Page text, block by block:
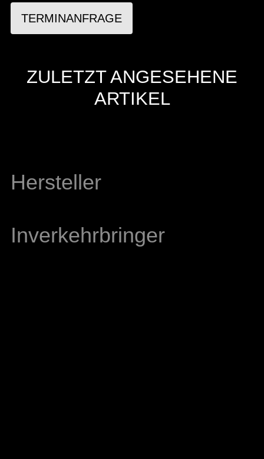
TERMINANFRAGE
ZULETZT ANGESEHENE
ARTIKEL
Hersteller
Inverkehrbringer